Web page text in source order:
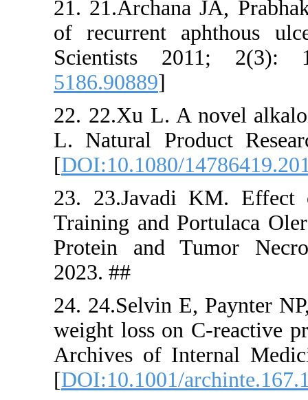
21.
of
22. 22.Xu
L. Natural
[
23.
Training
Protein
24.
weight
Archives
[